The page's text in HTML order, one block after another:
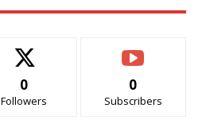
0
Followers
0
Subscribers